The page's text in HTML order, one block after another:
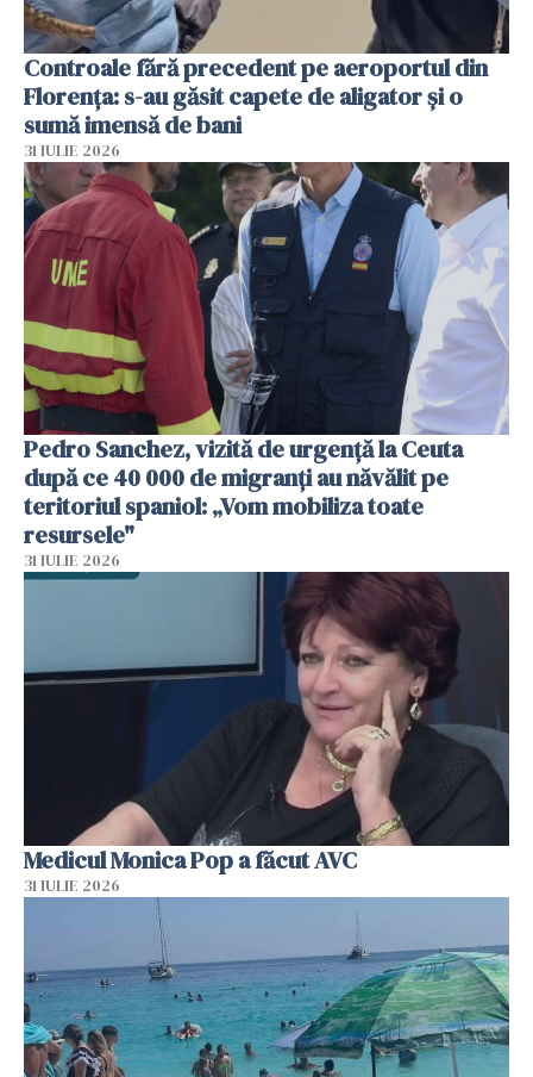
Controale fără precedent pe aeroportul din
Florența: s-au găsit capete de aligator și o
sumă imensă de bani
31 IULIE 2026
Pedro Sanchez, vizită de urgență la Ceuta
după ce 40 000 de migranți au năvălit pe
teritoriul spaniol: „Vom mobiliza toate
resursele"
31 IULIE 2026
Medicul Monica Pop a făcut AVC
31 IULIE 2026